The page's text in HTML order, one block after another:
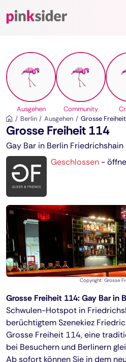
Pinksider
Ausgehen Community
Berlin
Ausgehen Grosse
Grosse Freiheit 114
Gay Bar in Berlin Friedrichshain
Geschlossen -
Copyright: Grosse
Grosse Freiheit 114: Gay Bar in
Schwulen-Hotspot in
berüchtigtem Szenekiez
Grosse Freiheit 114, eine
bei Besuchern und Berlinern
Ab sofort können Sie in dem